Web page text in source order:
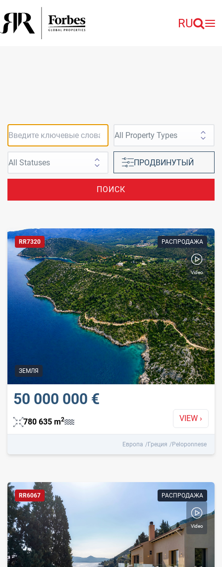
RU
ПРОДВИНУТЫЙ
ПОИСК
Доступный для
У воды
С виртуальным
VIEW ›
50 000 000 €
780 635 m2
Европа Греция Peloponnese
RR7320 РАСПРОДАЖА
Video
ЗЕМЛЯ
RR6067 РАСПРОДАЖА
Video